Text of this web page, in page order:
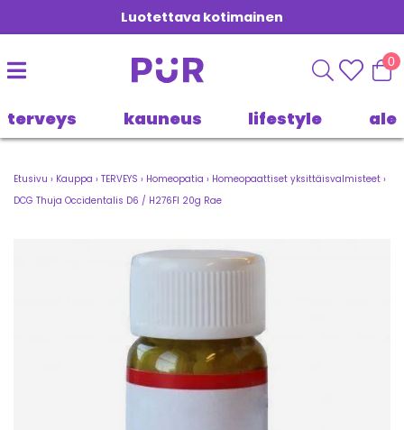
Luotettava kotimainen
0
terveys kauneus lifestyle ale
Etusivu › Kauppa › TERVEYS › Homeopatia › Homeopaattiset yksittäisvalmisteet ›
DCG Thuja Occidentalis D6 / H276FI 20g Rae